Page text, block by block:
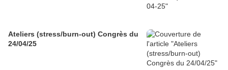
Ateliers (stress/burn-out) Congrès du
24/04/25